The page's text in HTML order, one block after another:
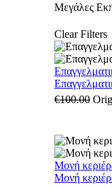
Μεγάλες
Clear Filters
€100.00
Μονή
Μονή